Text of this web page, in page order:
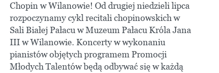
Chopin w Wilanowie! Od drugiej niedzieli lipca
rozpoczynamy cykl recitali chopinowskich w
Sali Białej Pałacu w Muzeum Pałacu Króla Jana
III w Wilanowie. Koncerty w wykonaniu
pianistów objętych programem Promocji
Młodych Talentów będą odbywać się w każdą